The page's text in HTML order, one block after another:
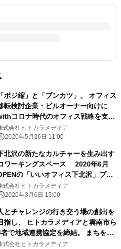
「ポジ縮」と「ブンカツ」。 オフィス
転検討企業・ビルオーナー向けに
コロナ時代のオフィス戦略を支援
る2つのサービスを開始
式会社ヒトカラメディア
2020年5月26日 11:00
北沢の新たなカルチャーを生み出す
ワーキングスペース 2020年6月
の「いいオフィス下北沢」プロ
ェクト始動
式会社ヒトカラメディア
2020年3月6日 15:00
とチャレンジの行き交う場の創出を
指し、 ヒトカラメディアと雲南市ら
で地域連携協定を締結。 まちをつ
ぐ「たすき株式会社」を地域住民と
式会社ヒトカラメディア